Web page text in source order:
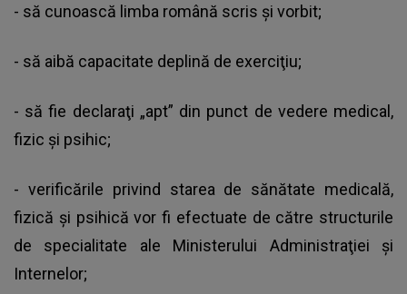
- să cunoască limba română scris şi vorbit;
- să aibă capacitate deplină de exerciţiu;
- să fie declaraţi „apt” din punct de vedere medical,
fizic şi psihic;
- verificările privind starea de sănătate medicală,
fizică şi psihică vor fi efectuate de către structurile
de specialitate ale Ministerului Administraţiei şi
Internelor;